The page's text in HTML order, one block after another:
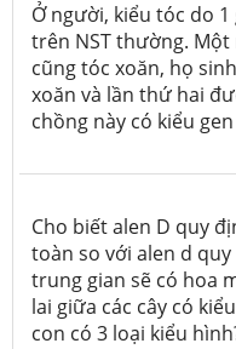
Ở người, kiểu tóc do 1
trên NST thường.
cũng tóc xoăn, họ
xoăn và lần thứ hai
chồng này có kiểu
Cho biết alen D quy
toàn so với alen d
trung gian sẽ có hoa
lai giữa các cây có
con có 3 loại kiểu